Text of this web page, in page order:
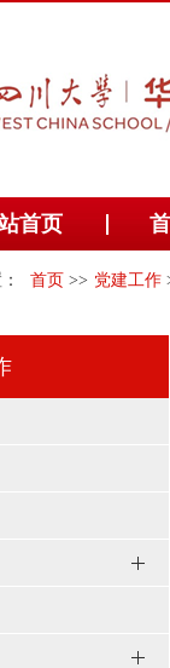
首页
首页 >> 党建工作